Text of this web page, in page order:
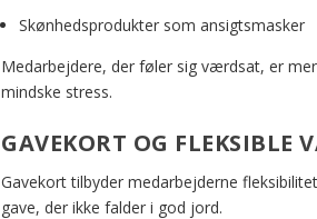
Skønhedsprodukter som ansigtsmasker
Medarbejdere, der føler sig værdsat, er
mindske stress.
GAVEKORT OG FLEKSIBLE
Gavekort tilbyder medarbejderne
gave, der ikke falder i god jord.